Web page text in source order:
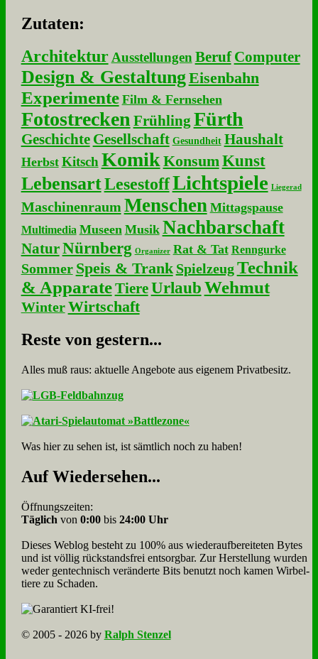
Zu­ta­ten:
Architektur Ausstellungen Beruf Computer
Design & GestaltungEisenbahn
Experimente Film & Fernsehen
Fotostrecken Frühling Fürth
Geschichte Gesellschaft Gesundheit Haushalt
Herbst Kitsch KomikKonsumKunst
LebensartLesestoffLichtspiele Liegerad
Maschinenraum Menschen Mittagspause
Multimedia Museen Musik Nachbarschaft
NaturNürnberg Organizer Rat & Tat Renngurke
Sommer Speis & Trank Spielzeug Technik
& Apparate Tiere UrlaubWehmut
Winter Wirtschaft
Re­ste von ge­stern...
Alles muß raus: aktuelle An­ge­bo­te aus eigenem Privatbesitz.
Was hier zu sehen ist, ist sämt­lich noch zu haben!
Auf Wie­der­se­hen...
Öffnungszeiten:
Täglich von 0:00bis 24:00 Uhr
Dieses Weblog besteht zu 100% aus wie­der­auf­bereite­ten Bytes
und ist völlig rück­stands­frei ent­sorg­bar. Zur Herstellung wurden
weder gen­tech­nisch veränderte Bits benutzt noch kamen Wir­bel­
tiere zu Scha­den.
© 2005 - 2026 by Ralph Stenzel